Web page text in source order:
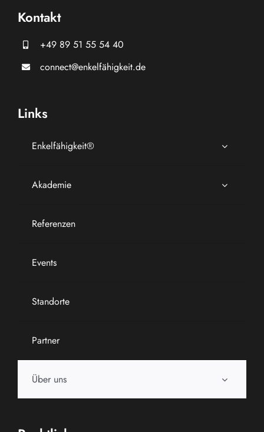
Kontakt
+49 89 51 55 54 40
connect@enkelfähigkeit.de
Links
Enkelfähigkeit®
Akademie
Referenzen
Events
Standorte
Partner
Über uns